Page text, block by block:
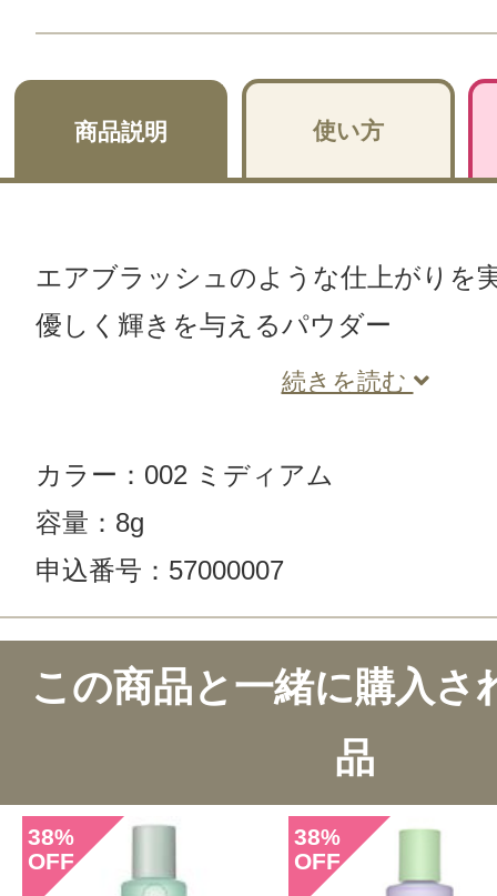
商品説明 使い方
エアブラッシュのような仕上がりを
優しく輝きを与えるパウダー
続きを読む
カラー：002 ミディアム
容量：8g
申込番号：57000007
この商品と一緒に購入さ
品
38%
OFF
38%
OFF